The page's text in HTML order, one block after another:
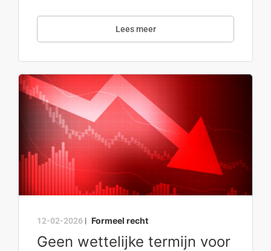
Lees meer
12-02-2026 | Formeel recht
Geen wettelijke termijn voor